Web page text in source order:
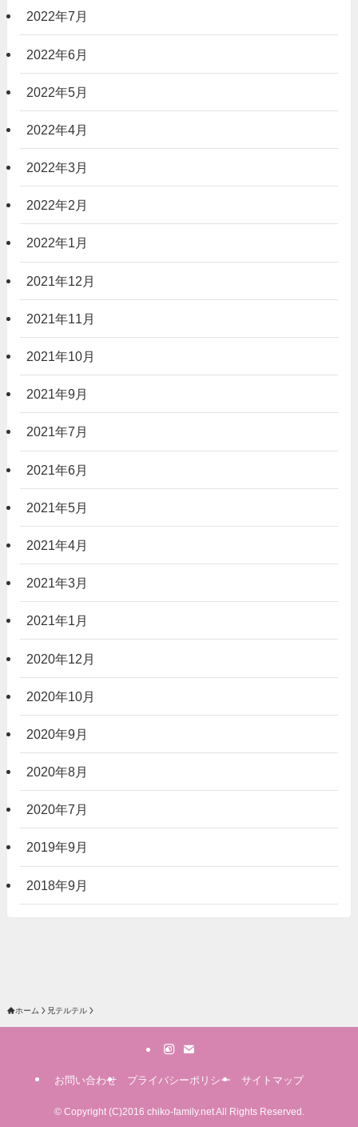
2022年7月
2022年6月
2022年5月
2022年4月
2022年3月
2022年2月
2022年1月
2021年12月
2021年11月
2021年10月
2021年9月
2021年7月
2021年6月
2021年5月
2021年4月
2021年3月
2021年1月
2020年12月
2020年10月
2020年9月
2020年8月
2020年7月
2019年9月
2018年9月
ホーム 兄テルテル
お問い合わせ プライバシーポリシー サイトマップ
©Copyright (C)2016 chiko-family.net All Rights Reserved.